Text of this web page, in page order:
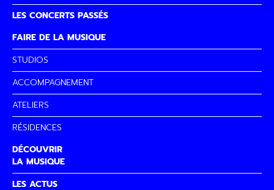
LES CONCERTS PASSÉS
FAIRE DE LA MUSIQUE
STUDIOS
ACCOMPAGNEMENT
ATELIERS
RÉSIDENCES
DÉCOUVRIR
LA MUSIQUE
LES ACTUS